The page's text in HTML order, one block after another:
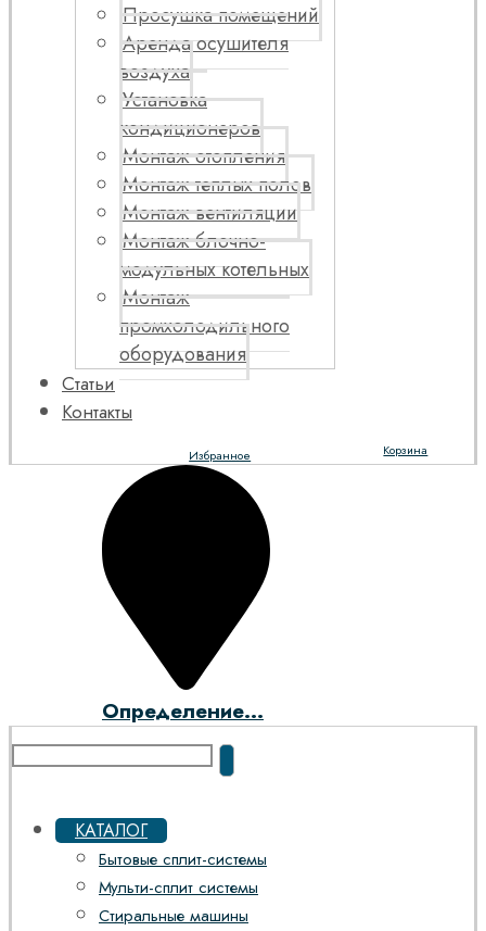
Просушка помещений
Аренда осушителя
воздуха
Установка
кондиционеров
Монтаж отопления
Монтаж теплых полов
Монтаж вентиляции
Монтаж блочно-
модульных котельных
Монтаж
промхолодильного
оборудования
Статьи
Контакты
Корзина
Избранное
Определение...
КАТАЛОГ
Бытовые сплит-системы
Мульти-сплит системы
Стиральные машины